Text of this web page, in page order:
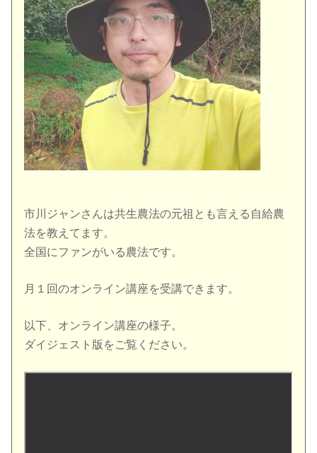
市川ジャンさんは共生農法の元祖とも言える自給農
法を教えてます。
全国にファンがいる農法です。
月１回のオンライン講座を受講できます。
以下、オンライン講座の様子。
ダイジェスト版をご覧ください。